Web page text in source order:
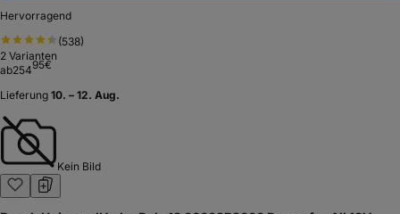
Hervorragend
(538)
2 Varianten
ab25495€
Lieferung 10. – 12. Aug.
Kein Bild